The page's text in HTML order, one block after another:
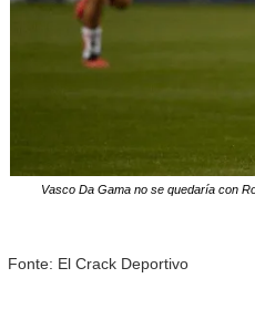
Vasco Da Gama no se quedaría con
Fonte: El Crack Deportivo